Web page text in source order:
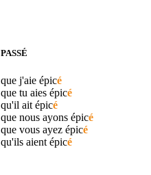
PASSÉ
que j'aie épicé
que tu aies épicé
qu'il ait épicé
que nous ayons épicé
que vous ayez épicé
qu'ils aient épicé